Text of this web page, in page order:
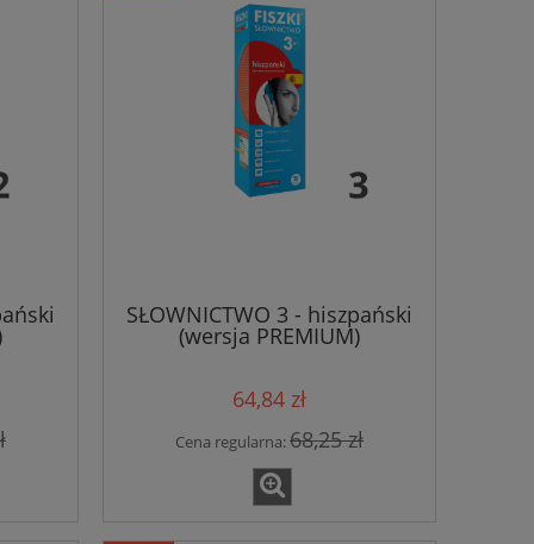
SŁOWNICTWO 3 - hiszpański
(wersja PREMIUM)
64,84 zł
Cena regularna:68,25 zł